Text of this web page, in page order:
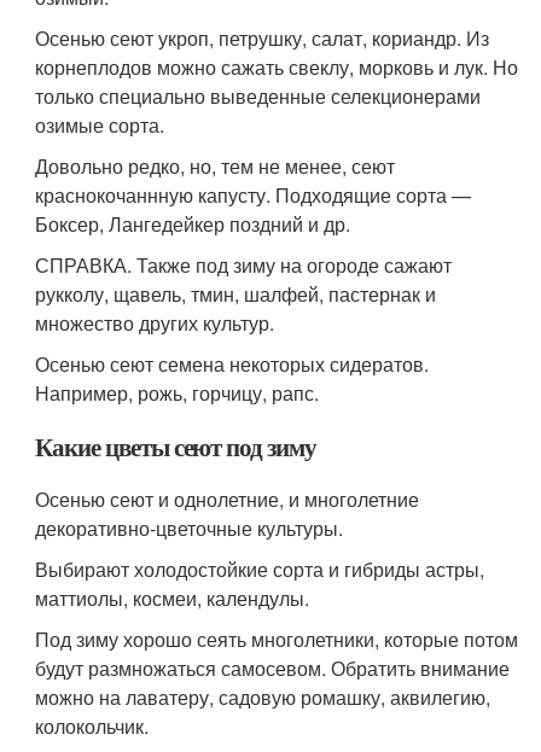
Осенью сеют укроп, петрушку, салат, кориандр. Из
корнеплодов можно сажать свеклу, морковь и лук. Но
только специально выведенные селекционерами
озимые сорта.
Довольно редко, но, тем не менее, сеют
краснокочаннную капусту. Подходящие сорта —
Боксер, Лангедейкер поздний и др.
СПРАВКА. Также под зиму на огороде сажают
рукколу, щавель, тмин, шалфей, пастернак и
множество других культур.
Осенью сеют семена некоторых сидератов.
Например, рожь, горчицу, рапс.
Какие цветы сеют под зиму
Осенью сеют и однолетние, и многолетние
декоративно-цветочные культуры.
Выбирают холодостойкие сорта и гибриды астры,
маттиолы, космеи, календулы.
Под зиму хорошо сеять многолетники, которые потом
будут размножаться самосевом. Обратить внимание
можно на лаватеру, садовую ромашку, аквилегию,
колокольчик.